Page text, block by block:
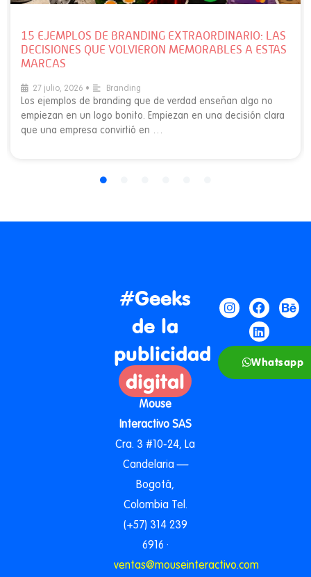
15 EJEMPLOS DE BRANDING EXTRAORDINARIO: LAS
DECISIONES QUE VOLVIERON MEMORABLES A ESTAS
MARCAS
27 julio, 2026 • Branding
Los ejemplos de branding que de verdad enseñan algo no
empiezan en un logo bonito. Empiezan en una decisión clara
que una empresa convirtió en …
#Geeks
de la
publicidad
digital
Mouse
Interactivo SAS
Cra. 3 #10-24, La
Candelaria —
Bogotá,
Colombia Tel.
(+57) 314 239
6916 ·
ventas@mouseinteractivo.com
Whatsapp